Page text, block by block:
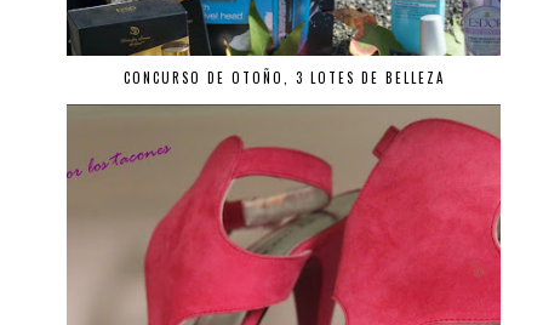
CONCURSO DE OTOÑO, 3 LOTES DE BELLEZA